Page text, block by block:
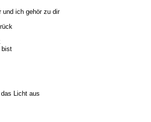
und ich gehör zu dir
bist
Licht aus